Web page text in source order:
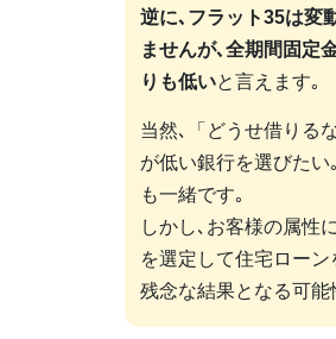
逆に､フラット35は変
ませんが､全期間固定
りも低いと言えます｡
当然､「どうせ借りる
が低い銀行を選びた
も一緒です｡
しかし､お客様の属性
を選定して住宅ローン
残念な結果となる可能